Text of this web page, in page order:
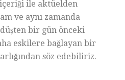
ile aktüelden
ve aynı zamanda
bir gün önceki
eskilere bağlayan bir
söz edebiliriz.